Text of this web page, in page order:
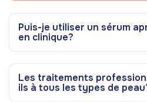
Puis-je utiliser un sérum
en clinique?
Les traitements
ils à tous les types de